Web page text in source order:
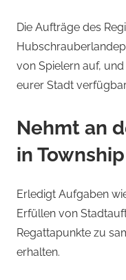
Die Aufträge des
von Spielern auf,
eurer Stadt
Nehmt an
in
Erledigt Aufgaben
Erfüllen von
Regattapunkte zu
erhalten.